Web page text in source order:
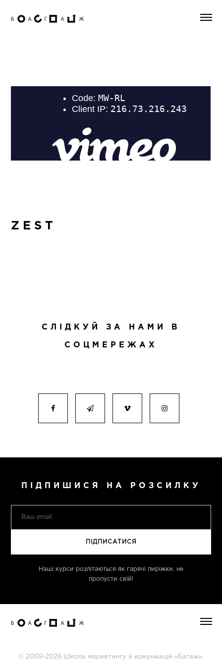
ZEST
СЛІДКУЙ ЗА НАМИ В
СОЦМЕРЕЖАХ
ПІДПИШИСЯ НА РОЗСИЛКУ
Наші курси розлітаються як гарячі пиріжки, не
пропусти свій!
© 2009-2026 Школа маркетингу й комунікацій «Багаж».